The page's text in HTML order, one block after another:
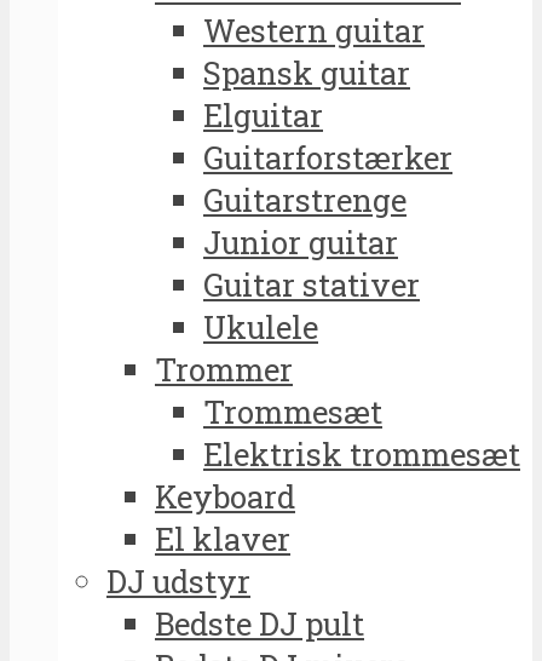
Western guitar
Spansk guitar
Elguitar
Guitarforstærker
Guitarstrenge
Junior guitar
Guitar stativer
Ukulele
Trommer
Trommesæt
Elektrisk trommesæt
Keyboard
El klaver
DJ udstyr
Bedste DJ pult